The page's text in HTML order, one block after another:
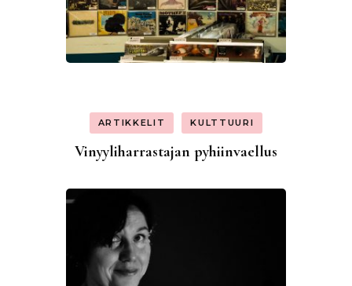
ARTIKKELIT KULTTUURI
Vinyyliharrastajan pyhiinvaellus